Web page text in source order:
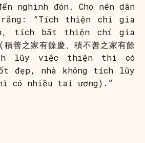
nghinh đón. Cho nên dân
“Tích thiện chi gia
tích bất thiện chỉ gia
善之家有餘慶、積不善之家有餘
lũy việc thiện thì có
đẹp, nhà không tích lũy
có nhiều tai ương).”